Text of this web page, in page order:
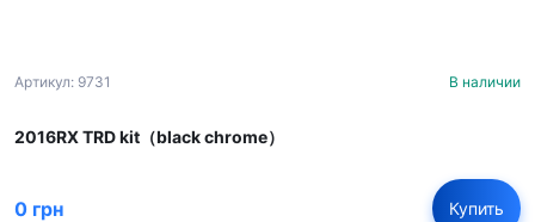
Артикул: 9731 В наличии
2016RX TRD kit（black chrome）
0 грн Купить